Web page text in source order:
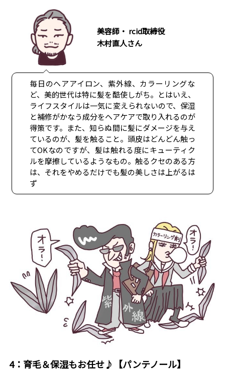
美容師・ rcid取締役
木村直人さん
毎日のヘアアイロン、紫外線、カラーリングな
ど、美的世代は特に髪を酷使しがち。とはいえ、
ライフスタイルは一気に変えられないので、保湿
と補修がかなう成分をヘアケアで取り入れるのが
得策です。また、知らぬ間に髪にダメージを与え
ているのが、髪を触ること。頭皮はどんどん触っ
てOKなのですが、髪は触れる度にキューティク
ルを摩擦しているようなもの。触るクセのある方
は、それをやめるだけでも髪の美しさは上がるは
ず
4：育毛＆保湿もお任せ♪【パンテノール】